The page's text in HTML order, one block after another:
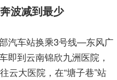
波减到最少
汽车站换乘3号线—东风广
到云南锦欣九洲医院，
云大医院，在“塘子巷”站